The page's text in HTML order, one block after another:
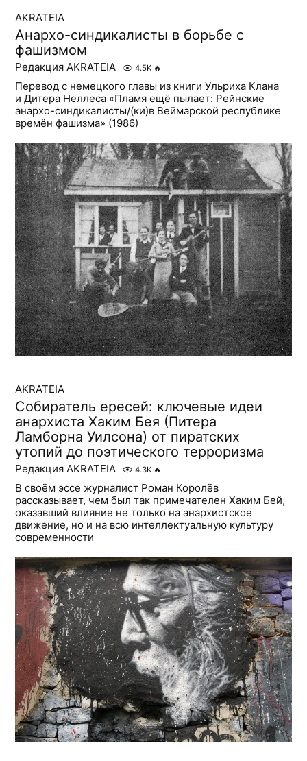
AKRATEIA
Анархо-синдикалисты в борьбе с
фашизмом
Редакция AKRATEIA 4.5K 🔥
Перевод с немецкого главы из книги Ульриха Клана
и Дитера Неллеса «Пламя ещё пылает: Рейнские
анархо-синдикалисты/(ки)в Веймарской республике
времён фашизма» (1986)
AKRATEIA
Собиратель ересей: ключевые идеи
анархиста Хаким Бея (Питера
Ламборна Уилсона) от пиратских
утопий до поэтического терроризма
Редакция AKRATEIA 4.3K 🔥
В своём эссе журналист Роман Королёв
рассказывает, чем был так примечателен Хаким Бей,
оказавший влияние не только на анархистское
движение, но и на всю интеллектуальную культуру
современности